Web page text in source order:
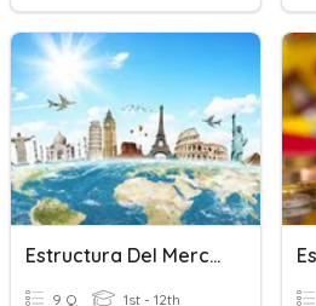
Estructura Del Mercado Turístico
9 Q 1st - 12th